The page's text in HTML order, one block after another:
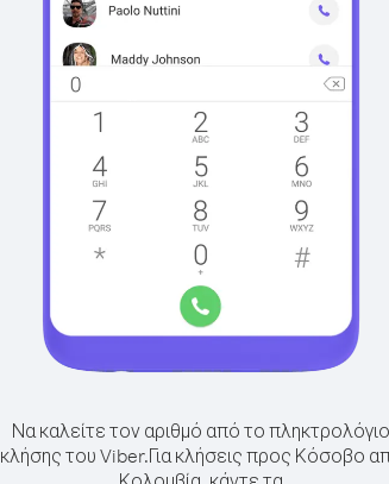
Να καλείτε τον αριθμό από το πληκτρολόγιο
κλήσης του Viber.Για κλήσεις προς Κόσοβο